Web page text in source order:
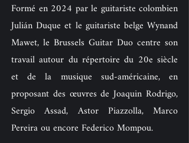
Formé en 2024 par le guitariste colombien
Julián Duque et le guitariste belge Wynand
Mawet, le Brussels Guitar Duo centre son
travail autour du répertoire du 20e siècle
et de la musique sud-américaine, en
proposant des œuvres de Joaquin Rodrigo,
Sergio Assad, Astor Piazzolla, Marco
Pereira ou encore Federico Mompou.